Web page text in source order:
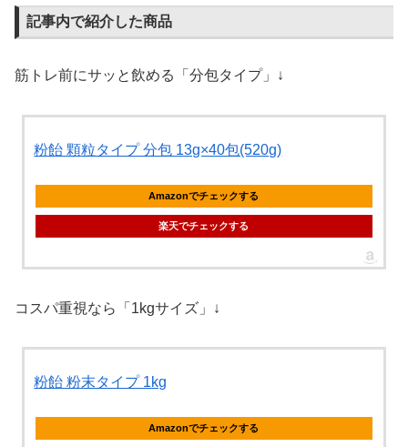
記事内で紹介した商品
筋トレ前にサッと飲める「分包タイプ」↓
粉飴 顆粒タイプ 分包 13g×40包(520g)
Amazonでチェックする
楽天でチェックする
コスパ重視なら「1kgサイズ」↓
粉飴 粉末タイプ 1kg
Amazonでチェックする